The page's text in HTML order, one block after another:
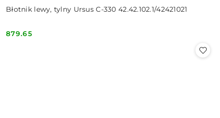
Błotnik lewy, tylny Ursus C-330 42.42.102.1/42421021
Cena:
879.65